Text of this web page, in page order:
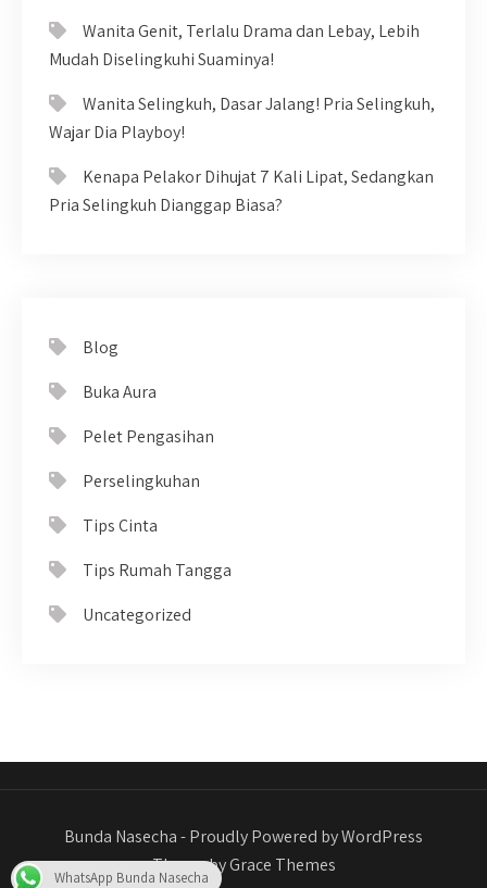
Wanita Genit, Terlalu Drama dan Lebay, Lebih
Mudah Diselingkuhi Suaminya!
Wanita Selingkuh, Dasar Jalang! Pria Selingkuh,
Wajar Dia Playboy!
Kenapa Pelakor Dihujat 7 Kali Lipat, Sedangkan
Pria Selingkuh Dianggap Biasa?
Blog
Buka Aura
Pelet Pengasihan
Perselingkuhan
Tips Cinta
Tips Rumah Tangga
Uncategorized
Bunda Nasecha - Proudly Powered by WordPress
Theme by Grace Themes
WhatsApp Bunda Nasecha